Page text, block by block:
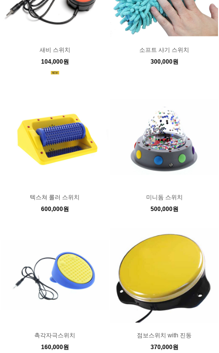
새비 스위치
104,000원
소프트 샤기 스위치
300,000원
텍스쳐 롤러 스위치
600,000원
미니돔 스위치
500,000원
촉각자극스위치
160,000원
점보스위치 with 진동
370,000원